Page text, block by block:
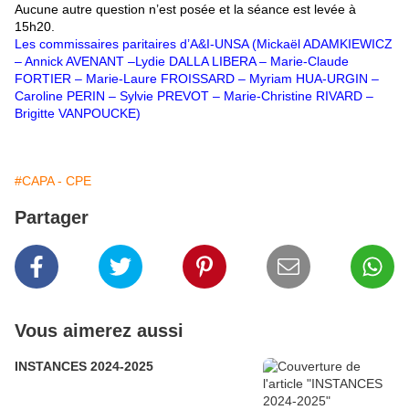
Aucune autre question n’est posée et la séance est levée à
15h20.
Les commissaires paritaires d’A&I-UNSA (Mickaël ADAMKIEWICZ
– Annick AVENANT –Lydie DALLA LIBERA – Marie-Claude
FORTIER – Marie-Laure FROISSARD – Myriam HUA-URGIN –
Caroline PERIN – Sylvie PREVOT – Marie-Christine RIVARD –
Brigitte VANPOUCKE)
#CAPA - CPE
Partager
Vous aimerez aussi
INSTANCES 2024-2025